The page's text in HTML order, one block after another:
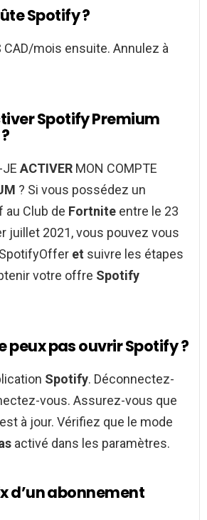
Spotify ?
CAD/mois ensuite. Annulez à
Spotify Premium
JE ACTIVER MON COMPTE
? Si vous possédez un
au Club de Fortnite entre le 23
juillet 2021, vous pouvez vous
et suivre les étapes
votre offre Spotify
peux pas ouvrir Spotify ?
Spotify. Déconnectez-
vous. Assurez-vous que
à jour. Vérifiez que le mode
activé dans les paramètres.
d’un abonnement